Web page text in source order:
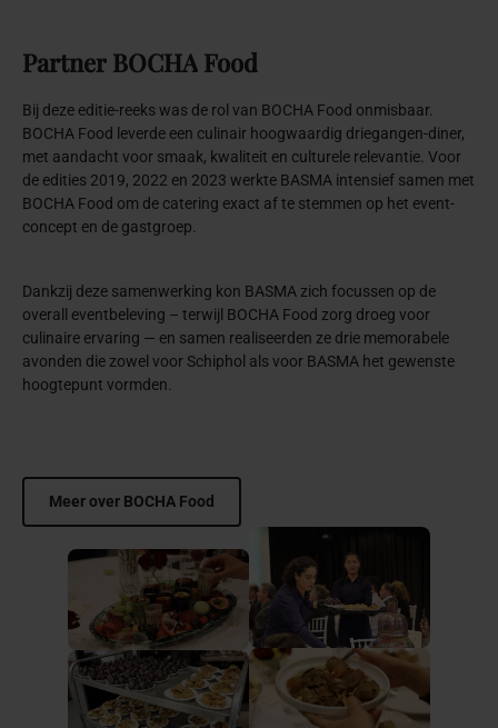
Partner BOCHA Food
Bij deze editie-reeks was de rol van BOCHA Food onmisbaar.
BOCHA Food leverde een culinair hoogwaardig driegangen-diner,
met aandacht voor smaak, kwaliteit en culturele relevantie. Voor
de edities 2019, 2022 en 2023 werkte BASMA intensief samen met
BOCHA Food om de catering exact af te stemmen op het event-
concept en de gastgroep.
Dankzij deze samenwerking kon BASMA zich focussen op de
overall eventbeleving – terwijl BOCHA Food zorg droeg voor
culinaire ervaring — en samen realiseerden ze drie memorabele
avonden die zowel voor Schiphol als voor BASMA het gewenste
hoogtepunt vormden.
Meer over BOCHA Food